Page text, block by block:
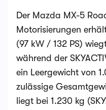
Der Mazda MX-5
Motorisierungen
(97 kW / 132 PS)
während der
ein Leergewicht von
zulässige
liegt bei 1.230 kg